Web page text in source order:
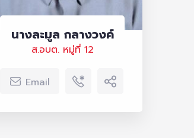
นางละมูล กลางวงค์
ส.อบต. หมู่ที่ 12
Email